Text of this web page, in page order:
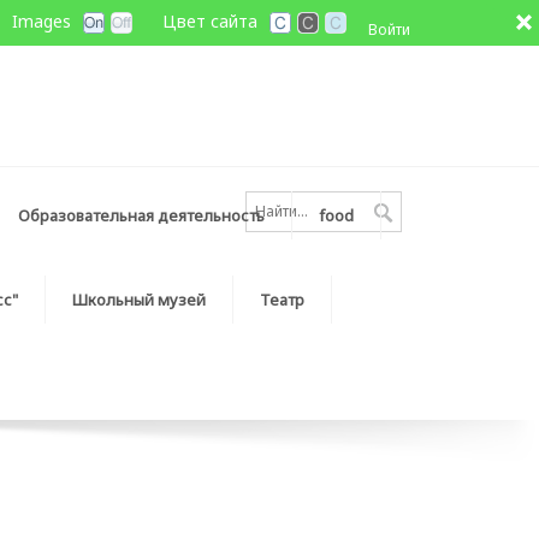
Войти
Цвет сайта
Images
Образовательная деятельность food
Школьный музей Театр